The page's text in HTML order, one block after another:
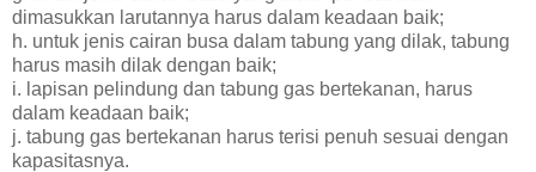
dimasukkan larutannya harus dalam keadaan baik;
h. untuk jenis cairan busa dalam tabung yang dilak, tabung
harus masih dilak dengan baik;
i. lapisan pelindung dan tabung gas bertekanan, harus
dalam keadaan baik;
j. tabung gas bertekanan harus terisi penuh sesuai dengan
kapasitasnya.